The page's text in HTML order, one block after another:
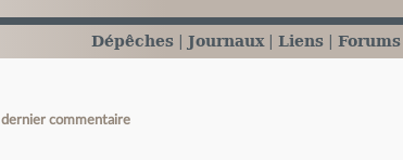
Dépêches Journaux Liens Forums
dernier commentaire